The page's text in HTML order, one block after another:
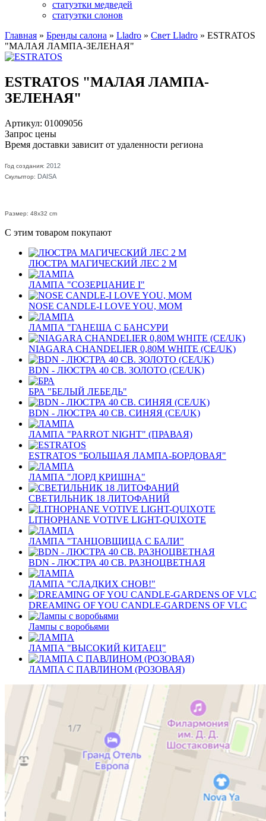
статуэтки медведей
статуэтки слонов
Главная » Бренды салона » Lladro » Свет Lladro » ESTRATOS
"МАЛАЯ ЛАМПА-ЗЕЛЕНАЯ"
ESTRATOS "МАЛАЯ ЛАМПА-
ЗЕЛЕНАЯ"
Артикул: 01009056
Запрос цены
Время доставки зависит от удаленности региона
Год создания: 2012
Скульптор: DAISA
Размер: 48x32 cm
С этим товаром покупают
ЛЮСТРА МАГИЧЕСКИЙ ЛЕС 2 М
ЛАМПА "СОЗЕРЦАНИЕ I"
NOSE CANDLE-I LOVE YOU, MOM
ЛАМПА "ГАНЕША С БАНСУРИ
NIAGARA CHANDELIER 0,80M WHITE (CE/UK)
BDN - ЛЮСТРА 40 СВ. ЗОЛОТО (CE/UK)
БРА "БЕЛЫЙ ЛЕБЕДЬ"
BDN - ЛЮСТРА 40 СВ. СИНЯЯ (CE/UK)
ЛАМПА "PARROT NIGHT" (ПРАВАЯ)
ESTRATOS "БОЛЬШАЯ ЛАМПА-БОРДОВАЯ"
ЛАМПА "ЛОРД КРИШНА"
СВЕТИЛЬНИК 18 ЛИТОФАНИЙ
LITHOPHANE VOTIVE LIGHT-QUIXOTE
ЛАМПА "ТАНЦОВЩИЦА С БАЛИ"
BDN - ЛЮСТРА 40 СВ. РАЗНОЦВЕТНАЯ
ЛАМПА "СЛАДКИХ СНОВ!"
DREAMING OF YOU CANDLE-GARDENS OF VLC
Лампы с воробьями
ЛАМПА "ВЫСОКИЙ КИТАЕЦ"
ЛАМПА С ПАВЛИНОМ (РОЗОВАЯ)